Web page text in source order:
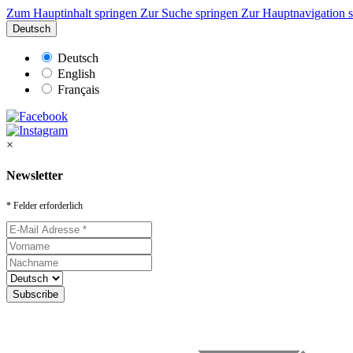
Zum Hauptinhalt springen Zur Suche springen Zur Hauptnavigation
Deutsch
Deutsch
English
Français
×
Newsletter
* Felder erforderlich